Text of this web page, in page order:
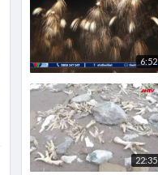
6:52
22:35